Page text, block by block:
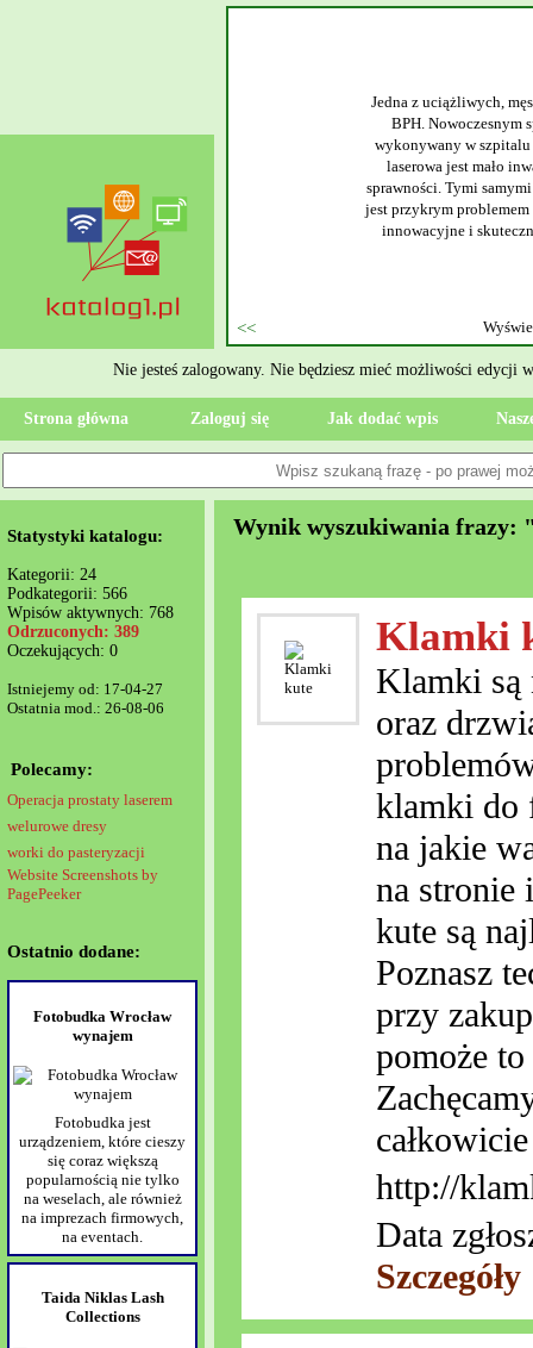
nerkowych. Kamienica
Specjalista realizuje się
stanu zdrowia, od razu
Nie jesteś zalogowany. Nie będziesz mieć możliwości edycji
Strona główna Zaloguj się Jak dodać wpis
Statystyki katalogu:
Kategorii: 24
Podkategorii: 566
Wpisów aktywnych: 768
Odrzuconych: 389
Oczekujących: 0
Istniejemy od: 17-04-27
Ostatnia mod.: 26-08-06
Polecamy:
Operacja prostaty laserem
welurowe dresy
worki do pasteryzacji
Website Screenshots by
PagePeeker
Ostatnio dodane:
Fotobudka Wrocław
wynajem
Fotobudka jest
urządzeniem, które cieszy
się coraz większą
popularnością nie tylko
na weselach, ale również
na imprezach firmowych,
na eventach.
Taida Niklas Lash
Collections
Wynik wyszukiwania frazy:
Klamki
Klamki są
oraz
klamki do
na jakie
na stronie
kute są
Poznasz
przy
pomoże
http://
Data
Szczegóły